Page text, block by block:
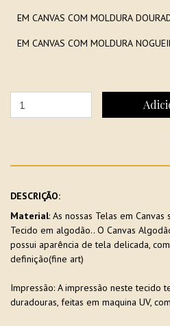
EM CANVAS COM MOLDURA
EM CANVAS COM MOLDURA
DESCRIÇÃO:
Material: As nossas Telas em
Tecido em algodão.. O Canvas
possui aparência de tela delicada,
definição(fine art)
Impressão: A impressão neste tecido
duradouras, feitas em maquina UV,